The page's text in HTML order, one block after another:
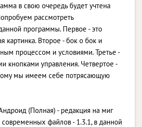
в свою очередь будет учтена
рассмотреть
программы. Первое - это
картинка. Второе - бок о бок и
процессом и условиями. Третье -
кнопками управления. Четвертое -
мы имеем себе потрясающую
(Полная) - редакция на миг
современных файлов - 1.3.1, в данной